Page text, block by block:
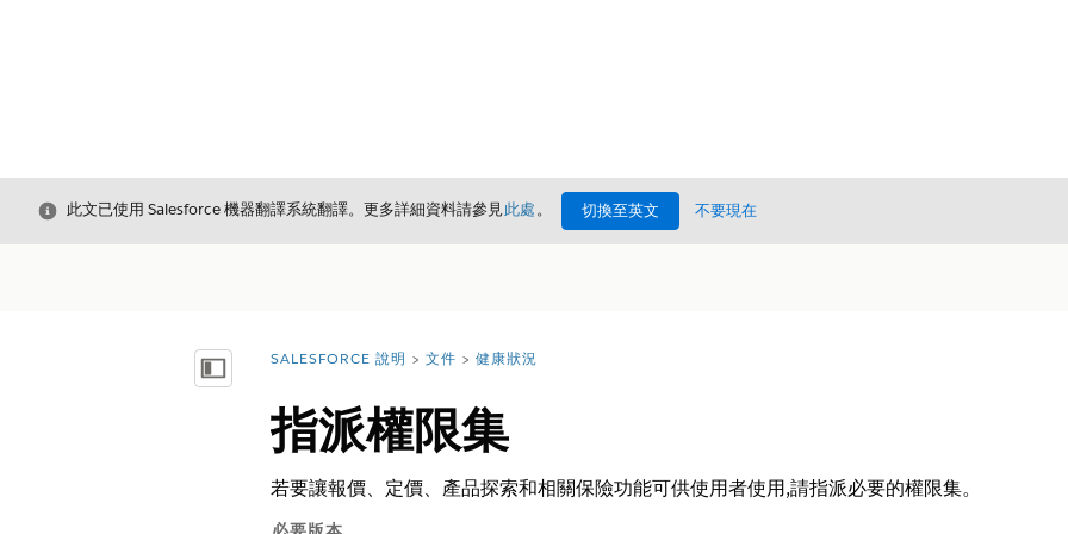
結束
此文已使用 Salesforce 機器翻譯系統翻譯。更多詳細資料請參見此處。 切換至英文 不要現在
顯示目錄 您位於此處：
SALESFORCE 說明 文件 健康狀況
指派權限集
若要讓報價、定價、產品探索和相關保險功能可供使用者使用,請指派必要的權限集。